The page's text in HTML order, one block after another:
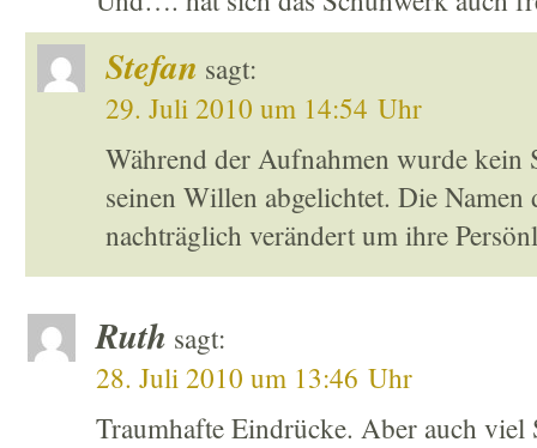
Stefan sagt:
29. Juli 2010 um 14:54 Uhr
Während der Aufnahmen wurde kein
seinen Willen abgelichtet. Die Namen
nachträglich verändert um ihre
Ruth sagt:
28. Juli 2010 um 13:46 Uhr
Traumhafte Eindrücke. Aber auch viel